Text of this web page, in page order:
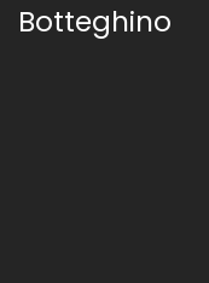
Botteghino